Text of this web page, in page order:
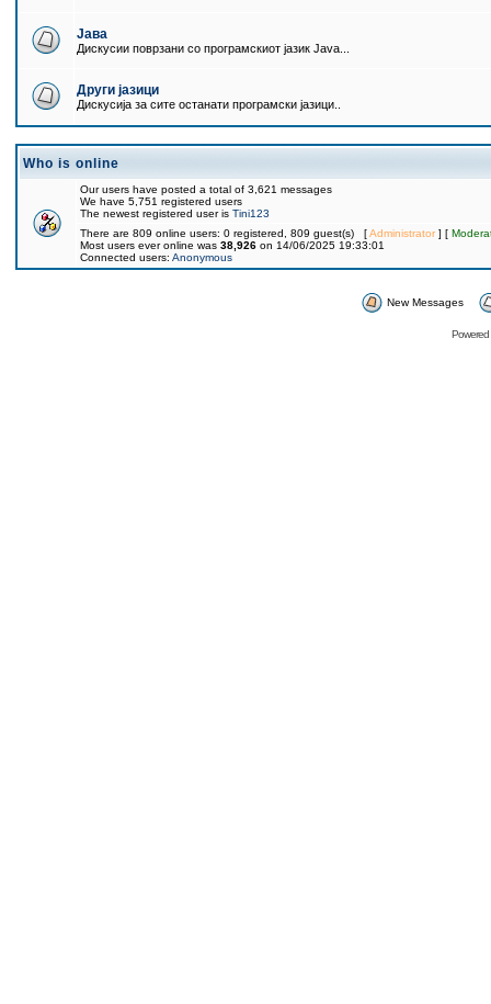
Јава
Дискусии поврзани со програмскиот јазик Java...
Други јазици
Дискусија за сите останати програмски јазици..
Who is online
Our users have posted a total of 3,621 messages
We have 5,751 registered users
The newest registered user is Tini123
There are 809 online users: 0 registered, 809 guest(s) [Administrator] [
Most users ever online was 38,926 on 14/06/2025 19:33:01
Connected users: Anonymous
New Messages